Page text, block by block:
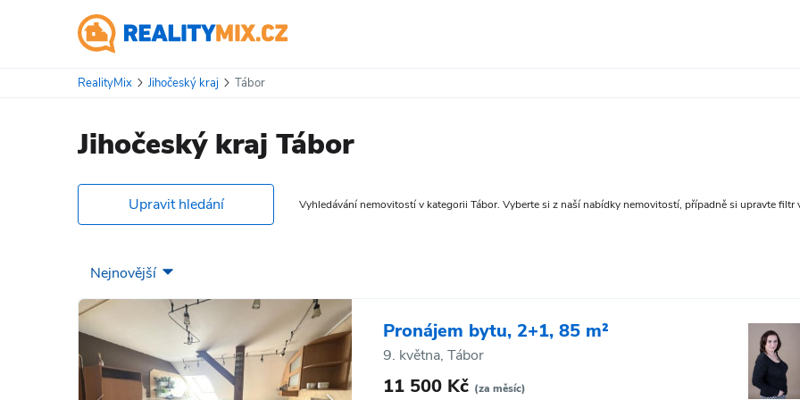
RealityMix Jihočeský kraj Tábor
Jihočeský kraj Tábor
Upravit hledání Vyhledávání nemovitostí v kategorii Tábor. Vyberte si z naší nabídky nemovitostí, případně si upravte filtr
Pronájem bytu, 2+1, 85 m²
9. května, Tábor
11 500 Kč (za měsíc)